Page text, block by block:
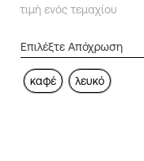
τιμή ενός τεμαχίου
καφέ λευκό